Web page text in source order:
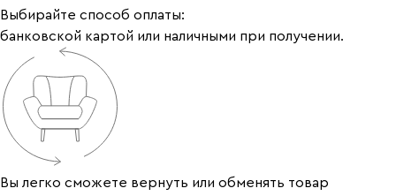
Выбирайте способ оплаты:
банковской картой или наличными при получении.
Вы легко сможете вернуть или обменять товар